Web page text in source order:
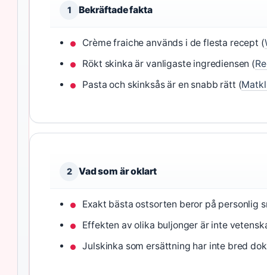
1 Bekräftade fakta
Crème fraiche används i de flesta recept (
Rökt skinka är vanligaste ingrediensen (
Pasta och skinksås är en snabb rätt (
2 Vad som är oklart
Exakt bästa ostsorten beror på personlig
Effekten av olika buljonger är inte
Julskinka som ersättning har inte bred